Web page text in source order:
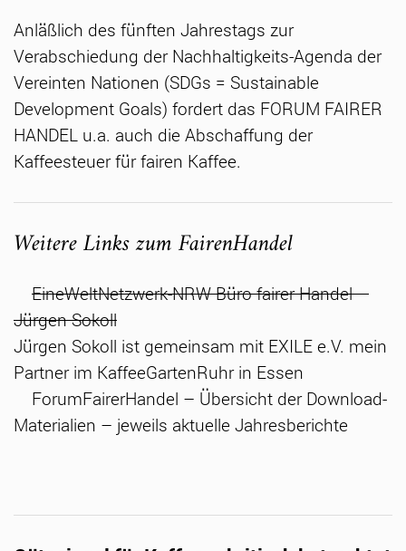
Anläßlich des fünften Jahrestags zur
Verabschiedung der Nachhaltigkeits-Agenda der
Vereinten Nationen (SDGs = Sustainable
Development Goals) fordert das FORUM FAIRER
HANDEL u.a. auch die Abschaffung der
Kaffeesteuer für fairen Kaffee.
Weitere Links zum FairenHandel
EineWeltNetzwerk-NRW Büro fairer Handel –
Jürgen Sokoll
Jürgen Sokoll ist gemeinsam mit EXILE e.V. mein
Partner im KaffeeGartenRuhr in Essen
ForumFairerHandel – Übersicht der Download-
Materialien – jeweils aktuelle Jahresberichte